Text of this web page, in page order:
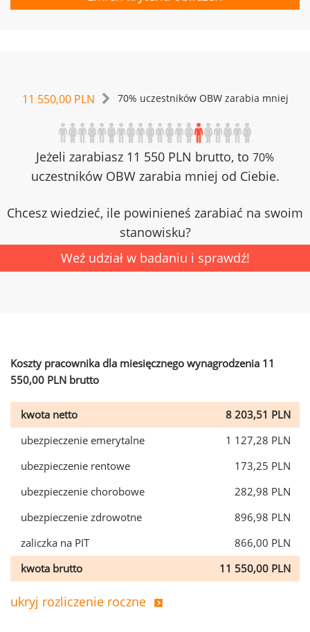
11 550,00 PLN 70% uczestników OBW zarabia mniej
Jeżeli zarabiasz 11 550 PLN brutto, to 70%
uczestników OBW zarabia mniej od Ciebie.
Chcesz wiedzieć, ile powinieneś zarabiać na swoim
stanowisku?
Weź udział w badaniu i sprawdź!
Koszty pracownika dla miesięcznego wynagrodzenia 11
550,00 PLN brutto
kwota netto
8 203,51 PLN
ubezpieczenie emerytalne
1 127,28 PLN
ubezpieczenie rentowe
173,25 PLN
ubezpieczenie chorobowe
282,98 PLN
ubezpieczenie zdrowotne
896,98 PLN
zaliczka na PIT
866,00 PLN
kwota brutto
11 550,00 PLN
ukryj rozliczenie roczne